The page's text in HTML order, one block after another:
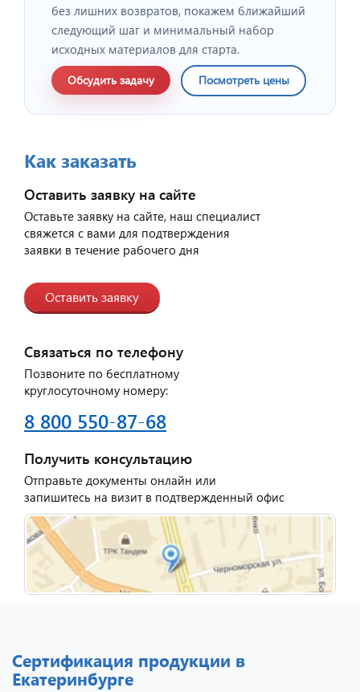
без лишних возвратов, покажем ближайший
следующий шаг и минимальный набор
исходных материалов для старта.
Обсудить задачу Посмотреть цены
Как заказать
Оставить заявку на сайте
Оставьте заявку на сайте, наш специалист
свяжется с вами для подтверждения
заявки в течение рабочего дня
Оставить заявку
Связаться по телефону
Позвоните по бесплатному
круглосуточному номеру:
8 800 550-87-68
Получить консультацию
Отправьте документы онлайн или
запишитесь на визит в подтвержденный офис
Сертификация продукции в
Екатеринбурге